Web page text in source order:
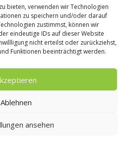
bieten, verwenden wir Technologien
zu speichern und/oder darauf
zustimmst, können wir
eindeutige IDs auf dieser Website
nicht erteilst oder zurückziehst,
Funktionen beeinträchtigt werden.
Ablehnen
ansehen